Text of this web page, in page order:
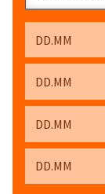
DD.MM
DD.MM
DD.MM
DD.MM